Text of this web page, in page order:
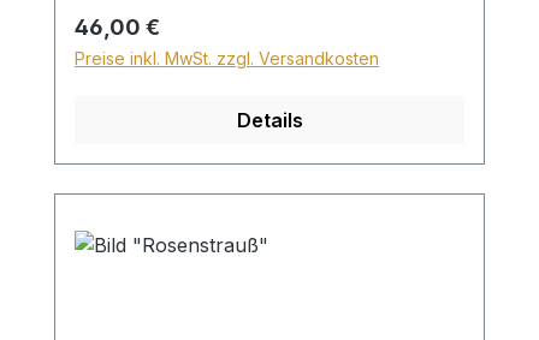
Sperrgut in Höhe von 28,99€ berechnet.
Für den Versand ins Ausland beträgt der
Sperrgutzuschlag 30€.
Regulärer Preis:
46,00 €
Preise inkl. MwSt. zzgl. Versandkosten
Details